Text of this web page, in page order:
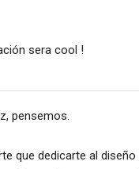
sera cool !
pensemos.
que dedicarte al